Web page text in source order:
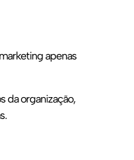
apenas
da organização,